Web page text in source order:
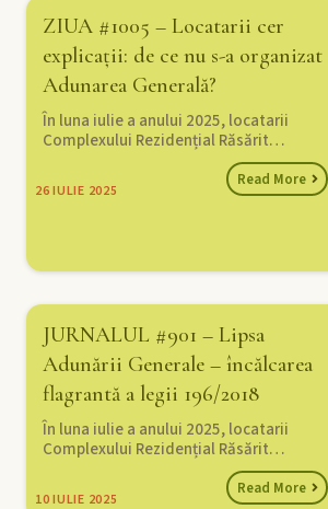
ZIUA #1005 – Locatarii cer
explicații: de ce nu s-a organizat
Adunarea Generală?
26IULIE 2025
În luna iulie a anului 2025, locatarii
Complexului Rezidențial Răsărit…
Read More
JURNALUL #901 – Lipsa
Adunării Generale – încălcarea
flagrantă a legii 196/2018
10IULIE 2025
În luna iulie a anului 2025, locatarii
Complexului Rezidențial Răsărit…
Read More